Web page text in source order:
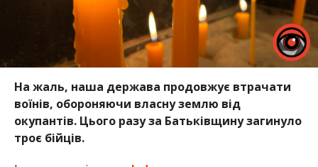
На жаль, наша держава продовжує втрачати
воїнів, обороняючи власну землю від
окупантів. Цього разу за Батьківщину загинуло
троє бійців.